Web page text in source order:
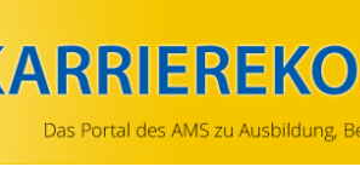
Zum
Zum
Zur
Zur